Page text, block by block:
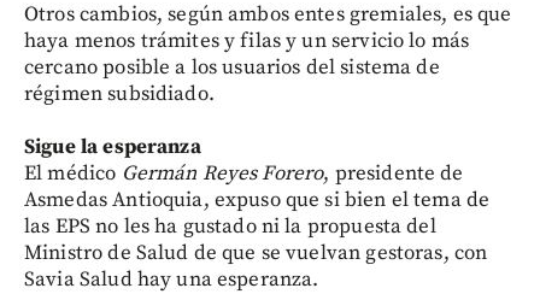
Otros cambios, según ambos entes gremiales, es que
haya menos trámites y filas y un servicio lo más
cercano posible a los usuarios del sistema de
régimen subsidiado.
Sigue la esperanza
El médico Germán Reyes Forero, presidente de
Asmedas Antioquia, expuso que si bien el tema de
las EPS no les ha gustado ni la propuesta del
Ministro de Salud de que se vuelvan gestoras, con
Savia Salud hay una esperanza.